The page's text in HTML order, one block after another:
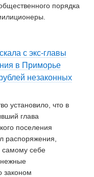
порядка
с экс-главы
в Приморье
незаконных
установило, что в
глава
поселения
распоряжения,
самому себе
законом